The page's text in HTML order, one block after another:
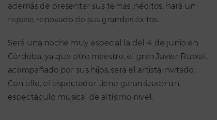
además de presentar sus temas inéditos, hará un
repaso renovado de sus grandes éxitos.
Será una noche muy especial la del 4 de junio en
Córdoba, ya que otro maestro, el gran Javier Rubial,
acompañado por sus hijos, será el artista invitado.
Con ello, el espectador tiene garantizado un
espectáculo musical de altísimo nivel.